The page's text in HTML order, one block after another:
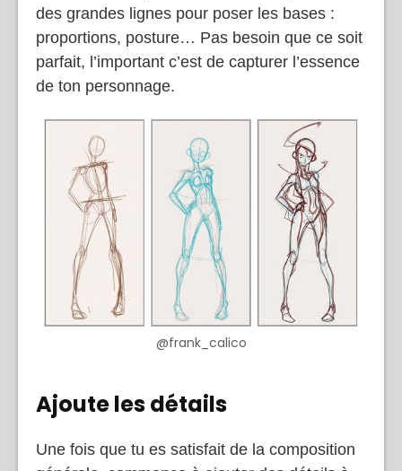
des grandes lignes pour poser les bases :
proportions, posture… Pas besoin que ce soit
parfait, l’important c’est de capturer l’essence
de ton personnage.
@frank_calico
Ajoute les détails
Une fois que tu es satisfait de la composition